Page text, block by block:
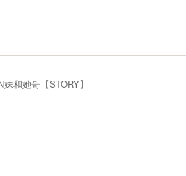
和她哥【STORY】